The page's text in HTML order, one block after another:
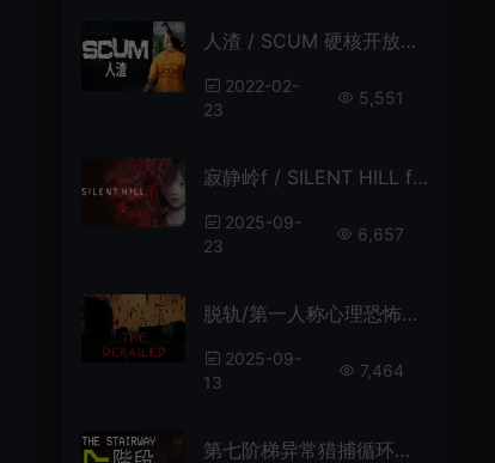
人渣 / SCUM 硬核开放世界生存动作游戏
2022-02-
23
5,551
寂静岭f / SILENT HILL f 第三人称心理恐怖游戏
2025-09-
23
6,657
脱轨/第一人称心理恐怖游戏 The Derailed 下载
2025-09-
13
7,464
第七阶梯异常猎捕循环恐怖游戏(The Stairway 7 – Anomaly Hunt Loop Horror Game)简中|PC|AVG|异常现象心理恐怖游戏